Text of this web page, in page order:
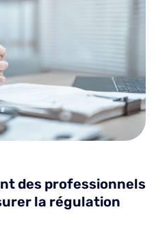
des professionnels
la régulation